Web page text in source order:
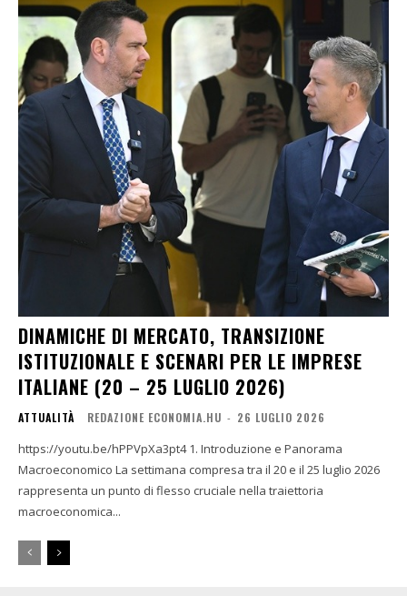
DINAMICHE DI MERCATO, TRANSIZIONE
ISTITUZIONALE E SCENARI PER LE IMPRESE
ITALIANE (20 – 25 LUGLIO 2026)
ATTUALITÀ REDAZIONE ECONOMIA.HU - 26 LUGLIO 2026
https://youtu.be/hPPVpXa3pt4 1. Introduzione e Panorama
Macroeconomico La settimana compresa tra il 20 e il 25 luglio 2026
rappresenta un punto di flesso cruciale nella traiettoria
macroeconomica...